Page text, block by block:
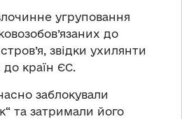
угруповання
до
звідки ухилянти
до країн ЄС.
заблокували
та затримали його